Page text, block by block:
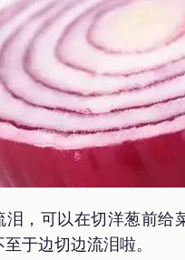
泪，可以在切洋葱前给
于边切边流泪啦。